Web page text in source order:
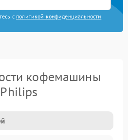
с политикой конфиденциальности
кофемашины
Philips